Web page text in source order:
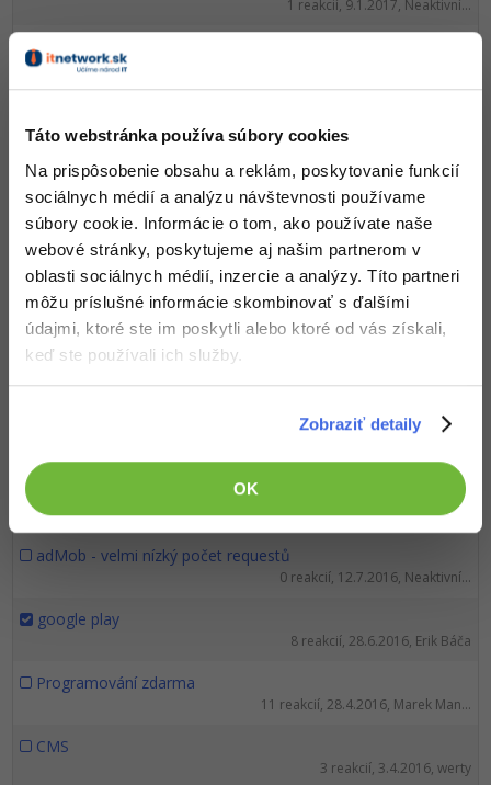
Táto webstránka používa súbory cookies
Na prispôsobenie obsahu a reklám, poskytovanie funkcií
sociálnych médií a analýzu návštevnosti používame
súbory cookie. Informácie o tom, ako používate naše
webové stránky, poskytujeme aj našim partnerom v
oblasti sociálnych médií, inzercie a analýzy. Títo partneri
môžu príslušné informácie skombinovať s ďalšími
údajmi, ktoré ste im poskytli alebo ktoré od vás získali,
keď ste používali ich služby.
Zobraziť detaily
OK
1 reakcií, 9.1.2017, Neaktivní...
Freelancer a hodinova sazba
0 reakcií, 18.9.2016, maxy obr
Programování 15+ za peníze
21 reakcií, 13.9.2016, pajamac5
Cena webu pro investora
2 reakcií, 13.9.2016, Mavid
hlidaci pes textu na internetu ?
2 reakcií, 25.8.2016, Lukáš Muller
Zmlúva o dielo
3 reakcií, 25.8.2016, Dominik G...
0 reakcií, 13.7.2016, Ondřej La...
adMob - velmi nízký počet requestů
0 reakcií, 12.7.2016, Neaktivní...
google play
8 reakcií, 28.6.2016, Erik Báča
Programování zdarma
11 reakcií, 28.4.2016, Marek Man...
CMS
3 reakcií, 3.4.2016, werty